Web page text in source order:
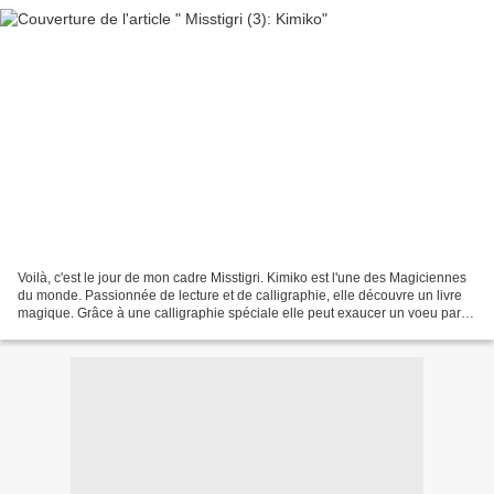
Voilà, c'est le jour de mon cadre Misstigri. Kimiko est l'une des Magiciennes
du monde. Passionnée de lecture et de calligraphie, elle découvre un livre
magique. Grâce à une calligraphie spéciale elle peut exaucer un voeu par